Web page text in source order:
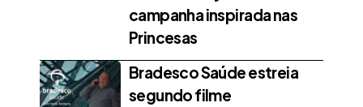
campanha inspirada nas
Princesas
Bradesco Saúde estreia
segundo filme